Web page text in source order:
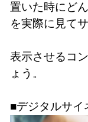
置いた時にど
を実際に見て
表示させるコ
ょう。
■デジタルサイ